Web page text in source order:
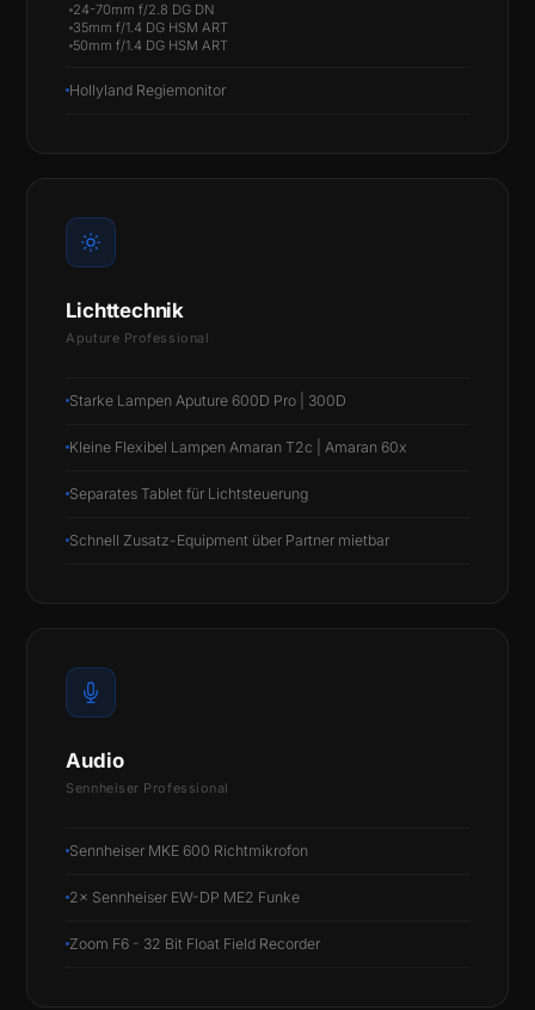
24-70mm f/2.8 DG DN
35mm f/1.4 DG HSM ART
50mm f/1.4 DG HSM ART
Hollyland Regiemonitor
Lichttechnik
Aputure Professional
Starke Lampen Aputure 600D Pro | 300D
Kleine Flexibel Lampen Amaran T2c | Amaran 60x
Separates Tablet für Lichtsteuerung
Schnell Zusatz-Equipment über Partner mietbar
Audio
Sennheiser Professional
Sennheiser MKE 600 Richtmikrofon
2× Sennheiser EW-DP ME2 Funke
Zoom F6 - 32 Bit Float Field Recorder